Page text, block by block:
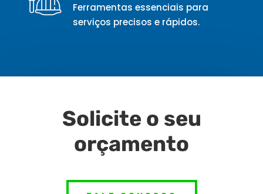
Ferramentas essenciais para
serviços precisos e rápidos.
Solicite o seu
orçamento